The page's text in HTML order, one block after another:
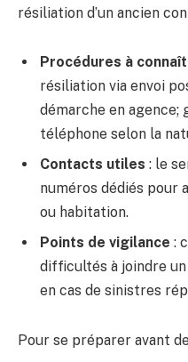
résiliation d’un ancien
Procédures à
résiliation via envoi
démarche en
téléphone selon la
Contacts utiles : le
numéros dédiés pour
ou habitation.
Points de vigilance :
difficultés à joindre
en cas de sinistres
Pour se préparer avant